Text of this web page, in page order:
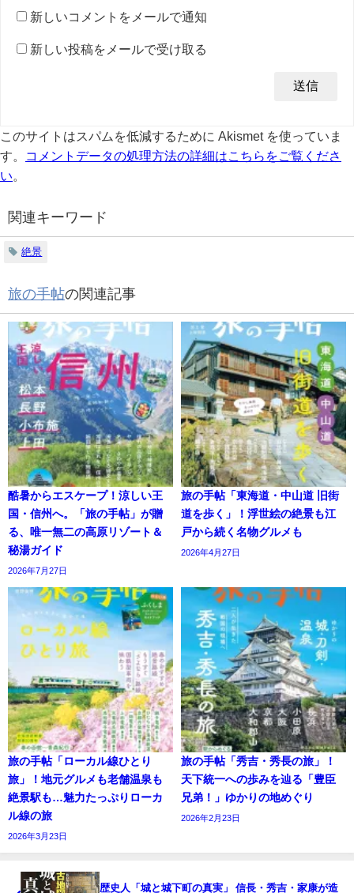
新しいコメントをメールで通知
新しい投稿をメールで受け取る
このサイトはスパムを低減するために Akismet を使っていま
す。
コメントデータの処理方法の詳細はこちらをご覧くださ
い
関連キーワード
絶景
旅の手帖の関連記事
酷暑からエスケープ！涼しい王
国・信州へ。「旅の手帖」が贈
る、唯一無二の高原リゾート＆
秘湯ガイド
2026年7月27日
旅の手帖「東海道・中山道 旧街
道を歩く」！浮世絵の絶景も江
戸から続く名物グルメも
2026年4月27日
旅の手帖「ローカル線ひとり
旅」！地元グルメも老舗温泉も
絶景駅も…魅力たっぷりローカ
ル線の旅
2026年3月23日
旅の手帖「秀吉・秀長の旅」！
天下統一への歩みを辿る「豊臣
兄弟！」ゆかりの地めぐり
2026年2月23日
歴史人「城と城下町の真実」 信長・秀吉・家康が造